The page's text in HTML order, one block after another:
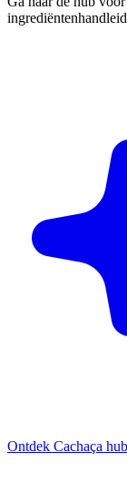
Ontdek Cachaça hub